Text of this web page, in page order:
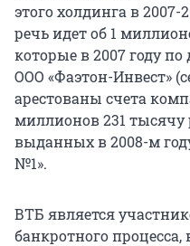
этого холдинга в 2007-
речь идет об 1
которые в 2007 году
ООО «Фаэтон-Инвест»
арестованы счета
миллионов 231 тысячу
выданных в 2008-м
№1».
ВТБ является
банкротного